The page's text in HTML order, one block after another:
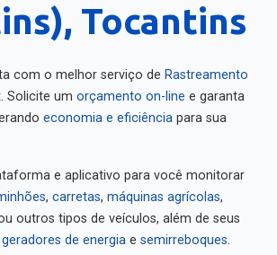
Tocantins
com o melhor serviço de Rastreamento
. Solicite um orçamento on-line e garanta
economia e eficiência para sua
e aplicativo para você monitorar
, carretas, máquinas agrícolas,
outros tipos de veículos, além de seus
geradores de energia e semirreboques.